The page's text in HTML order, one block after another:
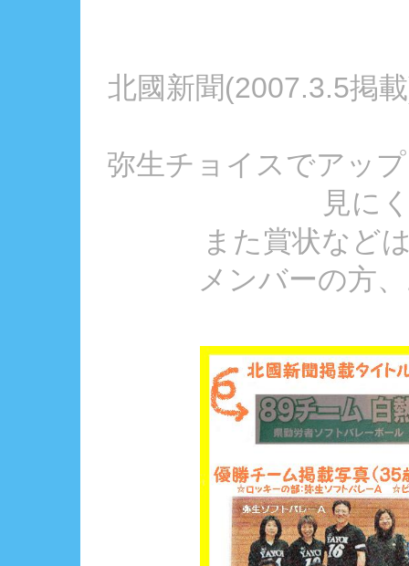
北國新聞(2007.3.5掲
弥生チョイスでアッ
見に
また賞状など
メンバーの方